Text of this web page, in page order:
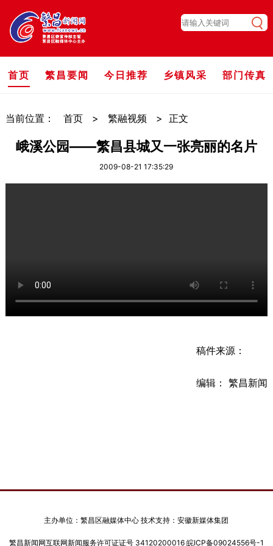
首页 繁昌要闻 今日推荐 乡镇风采 部门传真
当前位置： 首页 > 繁融视频 > 正文
峨溪公园——繁昌县城又一张亮丽的名片
2009-08-21 17:35:29
稿件来源：
编辑： 繁昌新闻
主办单位：繁昌区融媒体中心 技术支持：安徽新媒体集团
繁昌新闻网互联网新闻服务许可证证号 34120200016 皖ICP备09024556号-1